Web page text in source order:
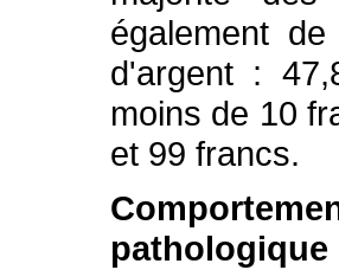
également
d'argent :
moins de 10
et 99 francs.
pathologique